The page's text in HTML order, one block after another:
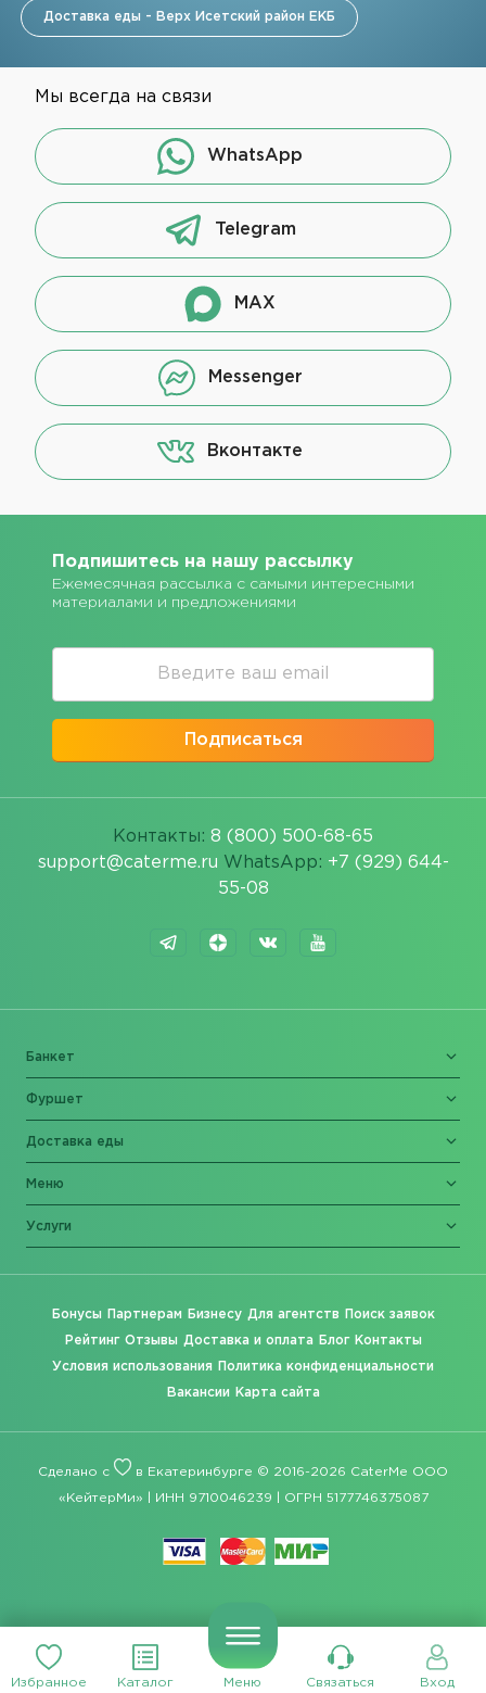
Избранное Каталог Меню Связаться Вход
Доставка еды - Верх Исетский район ЕКБ
Мы всегда на связи
WhatsApp
Telegram
MAX
Messenger
Вконтакте
Подпишитесь на нашу рассылку
Ежемесячная рассылка с самыми интересными
материалами и предложениями
Подписаться
Контакты: 8 (800) 500-68-65
support@caterme.ru WhatsApp: +7 (929) 644-
55-08
Банкет
Фуршет
Доставка еды
Меню
Услуги
Бонусы Партнерам Бизнесу Для агентств Поиск заявок
Рейтинг Отзывы Доставка и оплата Блог Контакты
Условия использования Политика конфиденциальности
Вакансии Карта сайта
Сделано с в Екатеринбурге © 2016-2026 CaterMe ООО
«КейтерМи» | ИНН 9710046239 | ОГРН 5177746375087